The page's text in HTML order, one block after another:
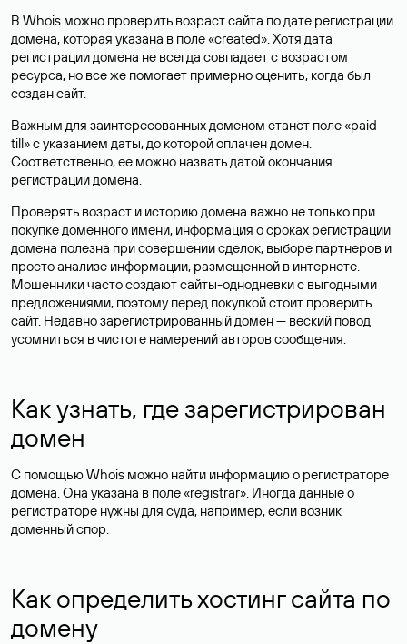
В Whois можно проверить возраст сайта по дате регистрации
домена, которая указана в поле «created». Хотя дата
регистрации домена не всегда совпадает с возрастом
ресурса, но все же помогает примерно оценить, когда был
создан сайт.
Важным для заинтересованных доменом станет поле «paid-
till» с указанием даты, до которой оплачен домен.
Соответственно, ее можно назвать датой окончания
регистрации домена.
Проверять возраст и историю домена важно не только при
покупке доменного имени, информация о сроках регистрации
домена полезна при совершении сделок, выборе партнеров и
просто анализе информации, размещенной в интернете.
Мошенники часто создают сайты-однодневки с выгодными
предложениями, поэтому перед покупкой стоит проверить
сайт. Недавно зарегистрированный домен — веский повод
усомниться в чистоте намерений авторов сообщения.
Как узнать, где зарегистрирован
домен
С помощью Whois можно найти информацию о регистраторе
домена. Она указана в поле «registrar». Иногда данные о
регистраторе нужны для суда, например, если возник
доменный спор.
Как определить хостинг сайта по
домену